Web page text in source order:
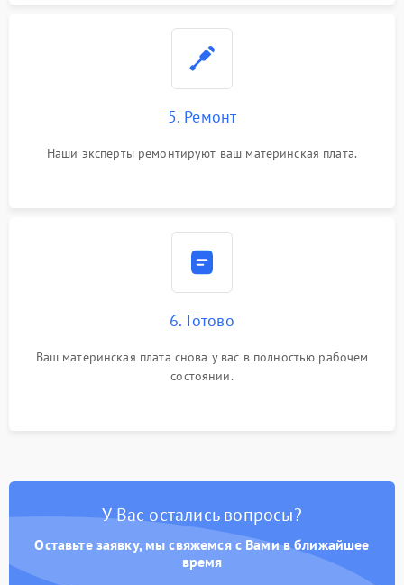
5. Ремонт
Наши эксперты ремонтируют ваш материнская плата.
6. Готово
Ваш материнская плата снова у вас в полностью рабочем
состоянии.
У Вас остались вопросы?
Оставьте заявку, мы свяжемся с Вами в ближайшее
время